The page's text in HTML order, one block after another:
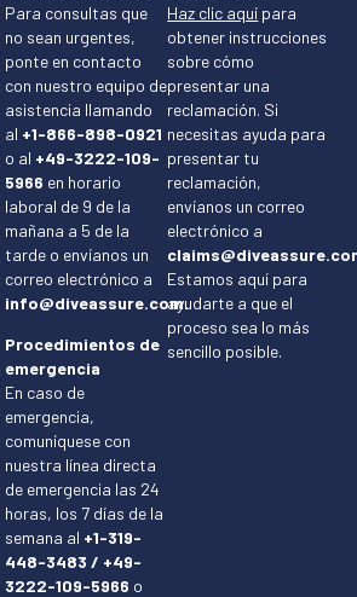
Para consultas que
no sean urgentes,
ponte en contacto
con nuestro equipo de
asistencia llamando
al +1-866-898-0921
o al +49-3222-109-
5966 en horario
laboral de 9 de la
mañana a 5 de la
tarde o envíanos un
correo electrónico a
info@diveassure.com.
Procedimientos de
emergencia
En caso de
emergencia,
comuníquese con
nuestra línea directa
de emergencia las 24
horas, los 7 días de la
semana al +1-319-
448-3483 / +49-
3222-109-5966 o
Haz clic aquí para
obtener instrucciones
sobre cómo
presentar una
reclamación. Si
necesitas ayuda para
presentar tu
reclamación,
envíanos un correo
electrónico a
Estamos aquí para
ayudarte a que el
proceso sea lo más
sencillo posible.